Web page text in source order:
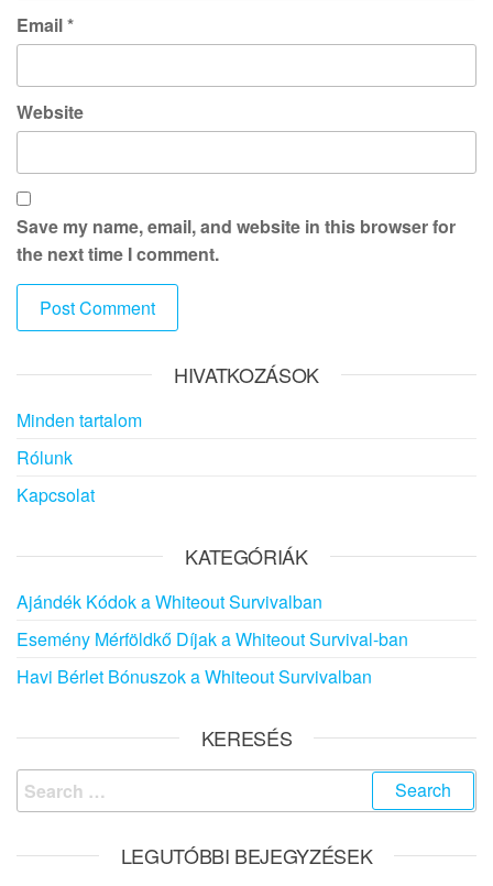
Email*
Website
Save my name, email, and website in this browser for
the next time I comment.
HIVATKOZÁSOK
Minden tartalom
Rólunk
Kapcsolat
KATEGÓRIÁK
Ajándék Kódok a Whiteout Survivalban
Esemény Mérföldkő Díjak a Whiteout Survival-ban
Havi Bérlet Bónuszok a Whiteout Survivalban
KERESÉS
Search
for:
LEGUTÓBBI BEJEGYZÉSEK